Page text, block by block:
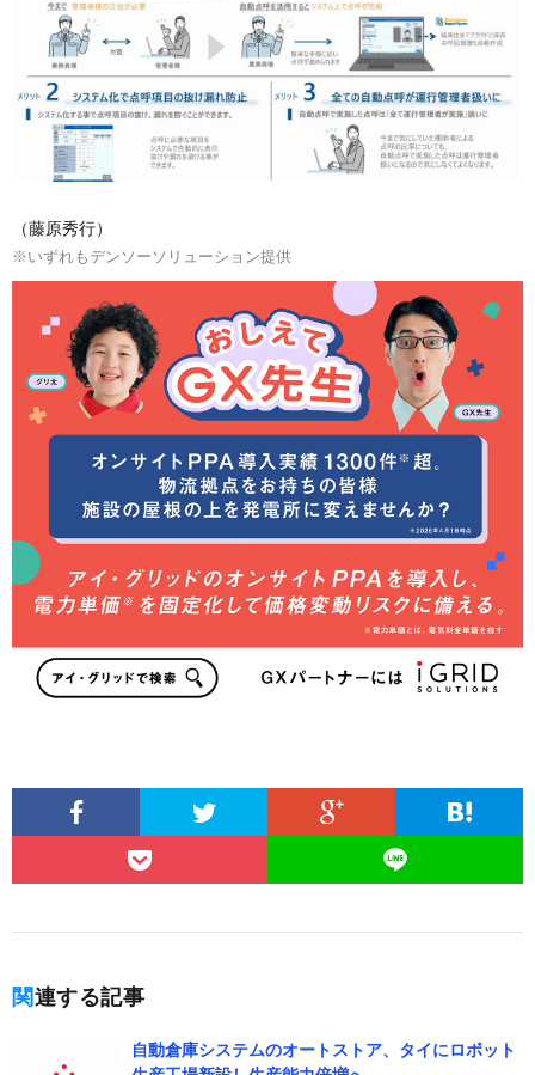
（藤原秀行）
※いずれもデンソーソリューション提供
関連する記事
自動倉庫システムのオートストア、タイにロボット